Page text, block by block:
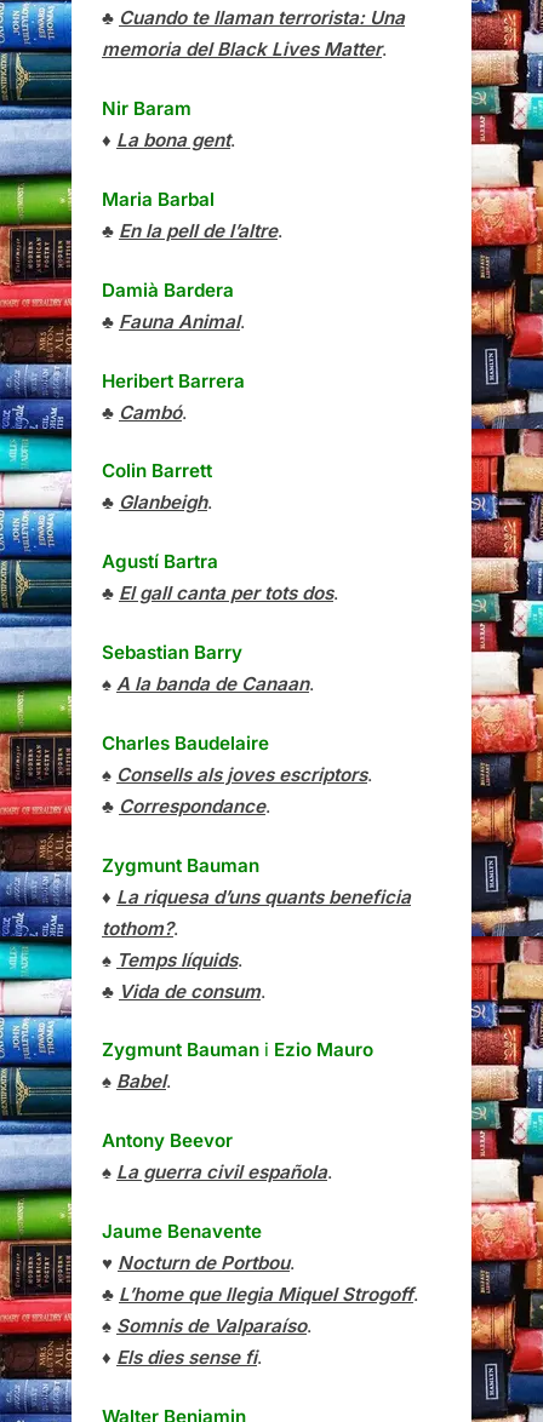
♣ Cuando te llaman terrorista: Una
memoria del Black Lives Matter.
Nir Baram
♦ La bona gent.
Maria Barbal
♣ En la pell de l’altre.
Damià Bardera
♣ Fauna Animal.
Heribert Barrera
♣ Cambó.
Colin Barrett
♣ Glanbeigh.
Agustí Bartra
♣ El gall canta per tots dos.
Sebastian Barry
♠ A la banda de Canaan.
Charles Baudelaire
♠ Consells als joves escriptors.
♣ Correspondance.
Zygmunt Bauman
♦ La riquesa d’uns quants beneficia
tothom?.
♠ Temps líquids.
♣ Vida de consum.
Zygmunt Bauman i Ezio Mauro
♠ Babel.
Antony Beevor
♠ La guerra civil española.
Jaume Benavente
♥ Nocturn de Portbou.
♣ L’home que llegia Miquel Strogoff.
♠ Somnis de Valparaíso.
♦ Els dies sense fi.
Walter Benjamin